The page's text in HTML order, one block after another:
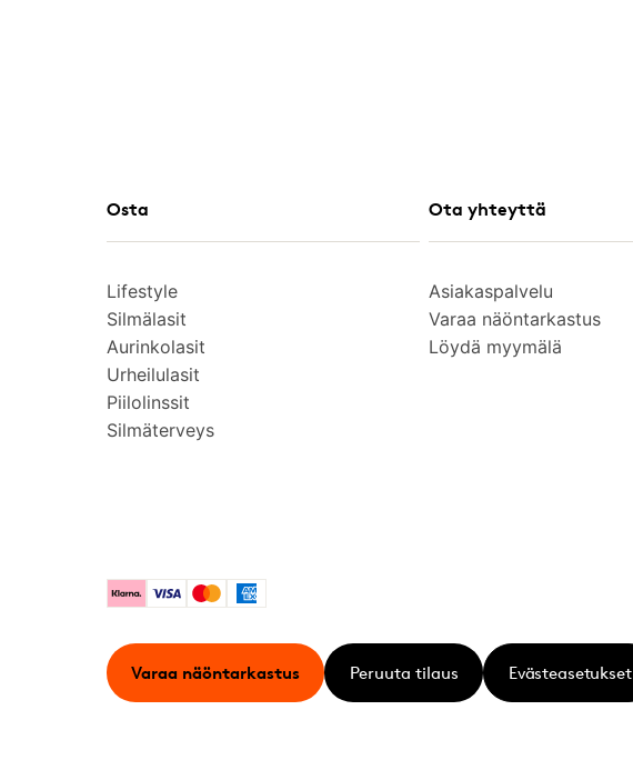
Osta
Lifestyle
Silmälasit
Aurinkolasit
Urheilulasit
Piilolinssit
Silmäterveys
Ota yhteyttä
Asiakaspalvelu
Varaa näöntarkastus
Löydä myymälä
KlarnaVisa MastercardAmerican Express
Varaa näöntarkastus Peruuta tilaus Evästeasetukset